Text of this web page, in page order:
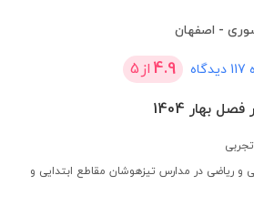
- اصفهان
4.9 از 5
بهار 1404
و ریاضی در مدارس تیزهوشان مقاطع ابتدایی و